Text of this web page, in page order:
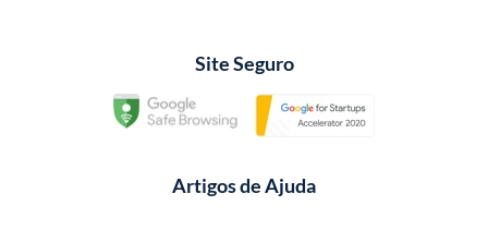
Site Seguro
Artigos de Ajuda